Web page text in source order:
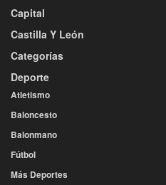
Capital
Castilla Y León
Categorías
Deporte
Atletismo
Baloncesto
Balonmano
Fútbol
Más Deportes